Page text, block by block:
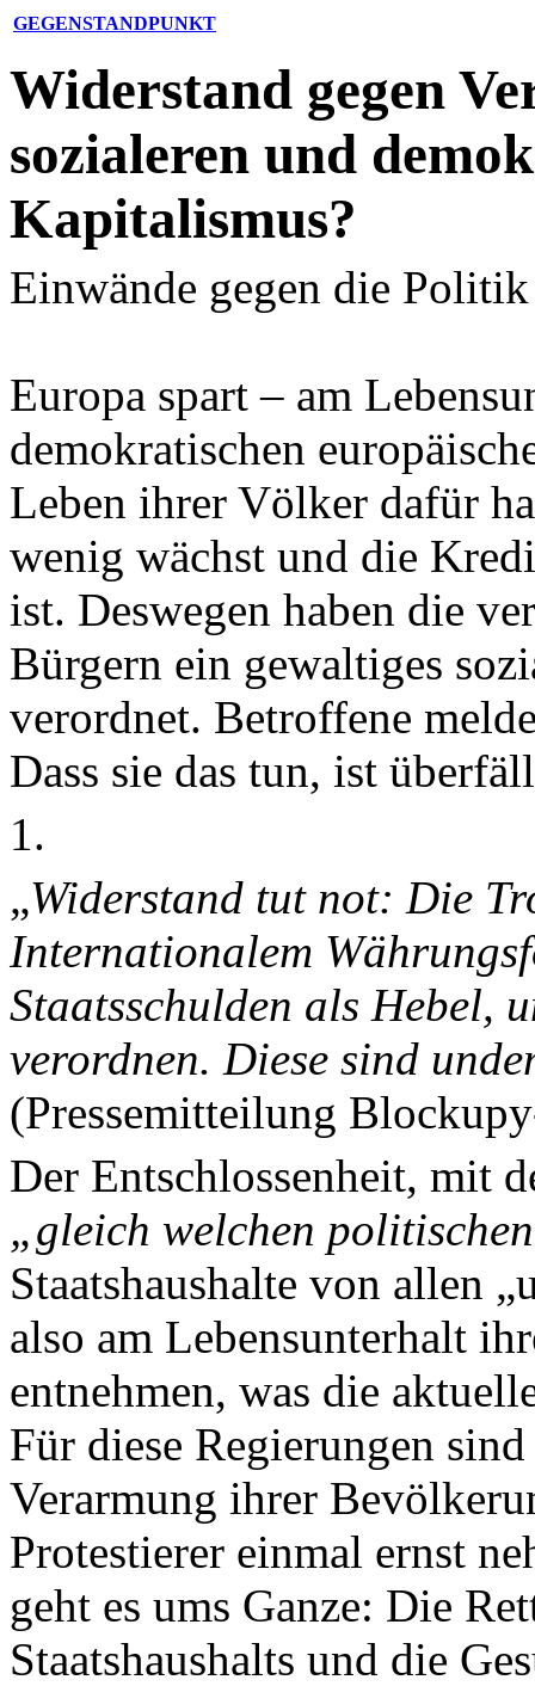
GEGENSTANDPUNKT
Widerstand gegen
sozialeren und
Kapitalismus?
Einwände gegen die
Europa spart – am
demokratischen
Leben ihrer Völker dafür
wenig wächst und die
ist. Deswegen haben die
Bürgern ein gewaltiges
verordnet. Betroffene
Dass sie das tun, ist
1.
„Widerstand tut not: Die
Internationalem
Staatsschulden als Hebel,
verordnen. Diese sind
(Pressemitteilung
Der Entschlossenheit, mit
„gleich welchen
Staatshaushalte von allen
also am Lebensunterhalt
entnehmen, was die
Für diese Regierungen
Verarmung ihrer
Protestierer einmal ernst
geht es ums Ganze: Die
Staatshaushalts und die